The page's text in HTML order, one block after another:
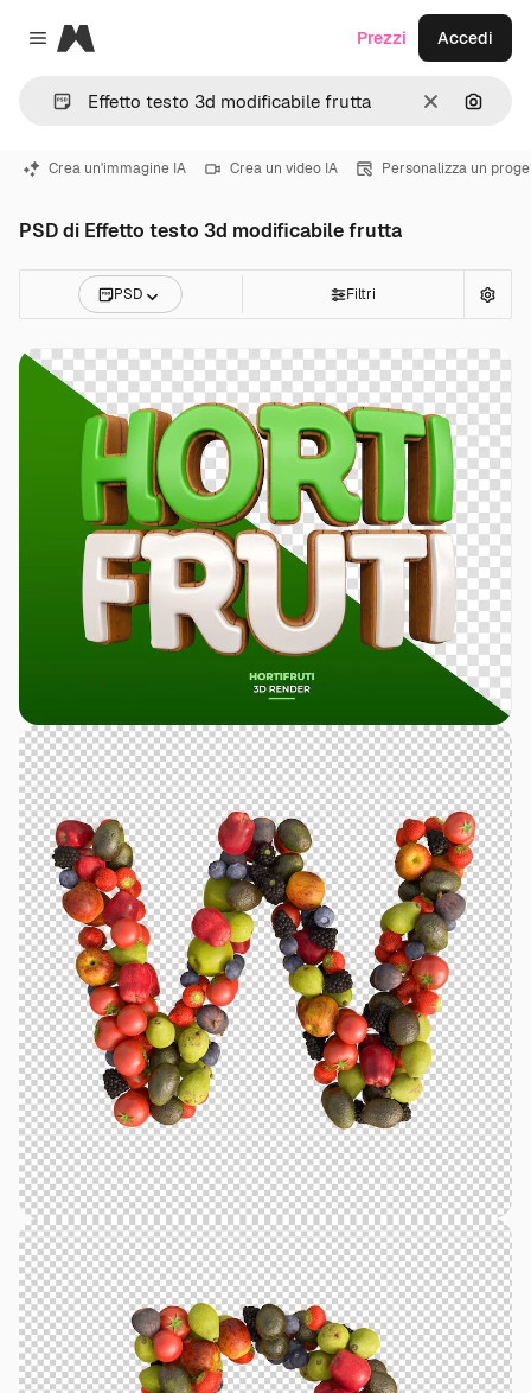
Close menu
Magnific
CancellaCerca
Prezzi Accedi
Crea un'immagine IA Crea un video IA Personalizza un
PSD di Effetto testo 3d modificabile frutta
PSD Filtri